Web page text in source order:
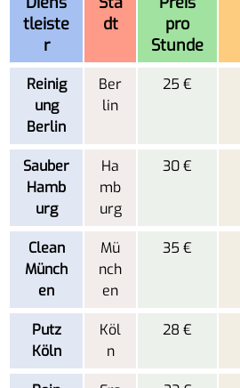
tleiste
r
dt
pro
Stunde
Reinig
ung
Berlin
Ber
lin
25 €
Sauber
Hamb
urg
Ha
mb
urg
30 €
Clean
Münch
en
Mü
nch
en
35 €
Putz
Köln
Köl
n
28 €